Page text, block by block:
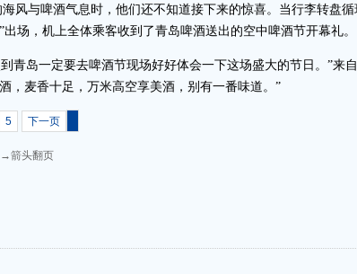
风与啤酒气息时，他们还不知道接下来的惊喜。当行李转盘循
场，机上全体乘客收到了青岛啤酒送出的空中啤酒节开幕礼。
青岛一定要去啤酒节现场好好体会一下这场盛大的节日。”来
，麦香十足，万米高空享美酒，别有一番味道。”
5 下一页
箭头翻页